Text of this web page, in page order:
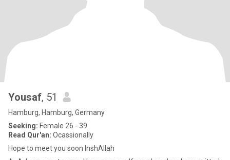
Yousaf, 51
Hamburg, Hamburg, Germany
Seeking: Female 26 - 39
Read Qur'an: Ocassionally
Hope to meet you soon InshAllah